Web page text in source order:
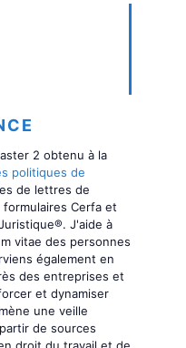
2 obtenu à la
politiques de
de lettres de
Cerfa et
J'aide à
vitae des personnes
également en
des entreprises et
et dynamiser
une veille
de sources
droit du travail et de